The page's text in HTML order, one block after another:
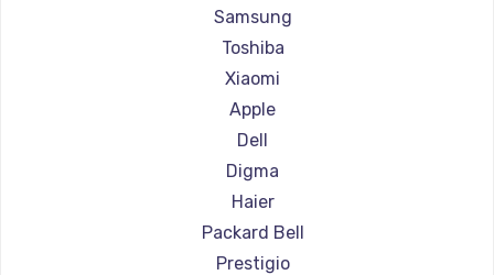
Ремонт ноутбуков LG
Ремонт ноутбуков Panasonic
Ремонт ноутбуков Irbis
Ремонт ноутбуков Thunderobot
Ремонт ноутбуков Hasee
Ремонт ноутбуков ZTE
Ремонт ноутбуков Hiper
Ремонт ноутбуков Evga
Ремонт ноутбуков Google
Samsung
Toshiba
Xiaomi
Apple
Dell
Digma
Haier
Packard Bell
Prestigio